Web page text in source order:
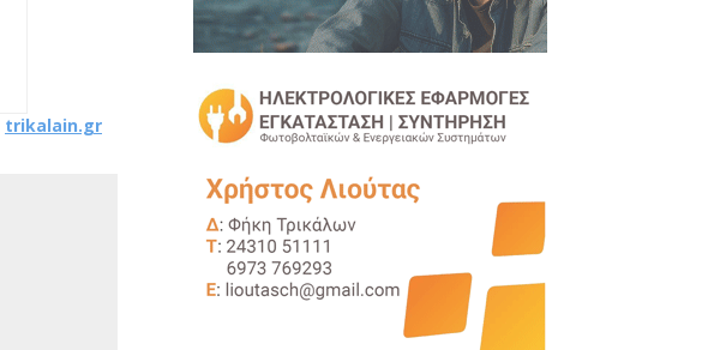
trikalain.gr